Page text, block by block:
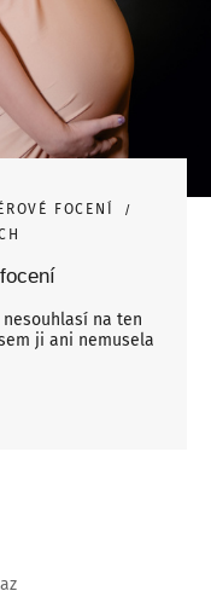
FOCENÍ
na ten
ji ani nemusela